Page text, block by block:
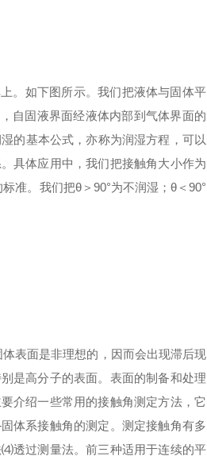
。如下图所示。我们把液体与固体平
自固液界面经液体内部到气体界面的
的基本公式，亦称为润湿方程，可以
具体应用中，我们把接触角大小作为
标准。我们把θ＞ 90°为不润湿； θ＜ 90°
表面是非理想的，因而会出现滞后现
是高分子的表面。表面的制备和处理
介绍一些常用的接触角测定方法，它
固体系接触角的测定。 测定接触角有多
过测量法。前三种适用于连续的平